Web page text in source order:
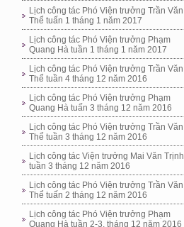
Lịch công tác Phó Viện trưởng Trần Văn
Thể tuấn 1 tháng 1 năm 2017
Lịch công tác Phó Viện trưởng Phạm
Quang Hà tuần 1 tháng 1 năm 2017
Lịch công tác Phó Viện trưởng Trần Văn
Thể tuần 4 tháng 12 năm 2016
Lịch công tác Phó Viện trưởng Phạm
Quang Hà tuấn 3 tháng 12 năm 2016
Lịch công tác Phó Viện trưởng Trần Văn
Thể tuần 3 tháng 12 năm 2016
Lịch công tác Viện trưởng Mai Văn Trịnh
tuần 3 tháng 12 năm 2016
Lịch công tác Phó Viện trưởng Trần Văn
Thể tuấn 2 tháng 12 năm 2016
Lịch công tác Phó Viện trưởng Phạm
Quang Hà tuần 2-3, tháng 12 năm 2016